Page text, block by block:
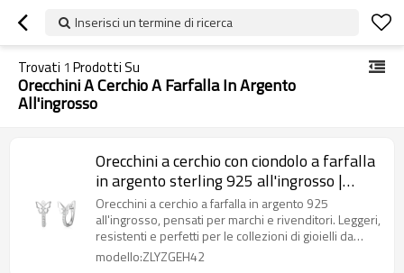
Inserisci un termine di ricerca
Trovati 1 Prodotti Su
Orecchini A Cerchio A Farfalla In Argento
All'ingrosso
Orecchini a cerchio con ciondolo a farfalla
in argento sterling 925 all'ingrosso |
Delicati gioielli da donna
Orecchini a cerchio a farfalla in argento 925
all'ingrosso, pensati per marchi e rivenditori. Leggeri,
resistenti e perfetti per le collezioni di gioielli da
donna alla moda.
modello:ZLYZGEH42